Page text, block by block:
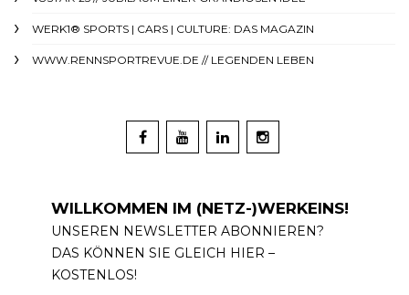
WERK1® SPORTS | CARS | CULTURE: DAS MAGAZIN
WWW.RENNSPORTREVUE.DE // LEGENDEN LEBEN
WILLKOMMEN IM (NETZ-)WERKEINS!
UNSEREN NEWSLETTER ABONNIEREN?
DAS KÖNNEN SIE GLEICH HIER –
KOSTENLOS!